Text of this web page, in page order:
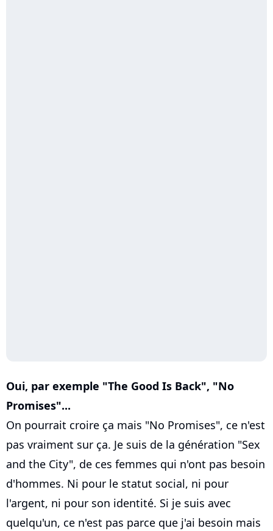
Oui, par exemple "The Good Is Back", "No
Promises"...
On pourrait croire ça mais "No Promises", ce n'est
pas vraiment sur ça. Je suis de la génération "Sex
and the City", de ces femmes qui n'ont pas besoin
d'hommes. Ni pour le statut social, ni pour
l'argent, ni pour son identité. Si je suis avec
quelqu'un, ce n'est pas parce que j'ai besoin mais